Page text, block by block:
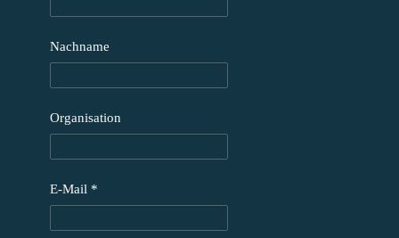
Nachname
Organisation
E-Mail *